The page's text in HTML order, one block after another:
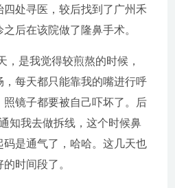
处寻医，较后找到了广州禾
后在该院做了隆鼻手术。
，是我觉得较煎熬的时候，
每天都只能靠我的嘴进行呼
照镜子都要被自己吓坏了。后
知我去做拆线，这个时候鼻
是通气了，哈哈。这几天也
时间段了。